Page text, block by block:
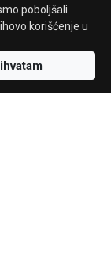
poboljšali
korišćenje u